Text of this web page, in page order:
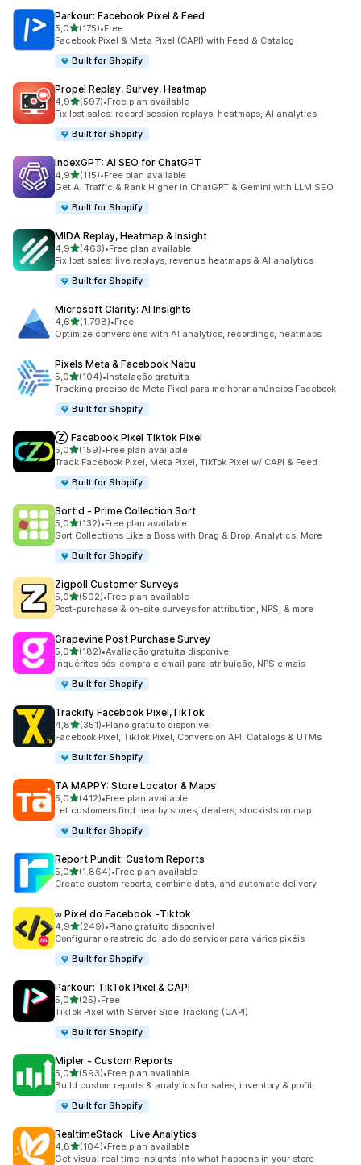
Parkour: Facebook Pixel & Feed
5,0de 5 estrelas
(175)
175 total de avaliações
•Free
Facebook Pixel & Meta Pixel (CAPI) with Feed & Catalog
Built for Shopify
Propel Replay, Survey, Heatmap
4,9de 5 estrelas
(597)
597 total de avaliações
•Free plan available
Fix lost sales: record session replays, heatmaps, AI analytics
Built for Shopify
IndexGPT: AI SEO for ChatGPT
4,9de 5 estrelas
(115)
115 total de avaliações
•Free plan available
Get AI Traffic & Rank Higher in ChatGPT & Gemini with LLM SEO
Built for Shopify
MIDA Replay, Heatmap & Insight
4,9de 5 estrelas
(463)
463 total de avaliações
•Free plan available
Fix lost sales: live replays, revenue heatmaps & AI analytics
Built for Shopify
Microsoft Clarity: AI Insights
4,6de 5 estrelas
(1.798)
1798 total de avaliações
•Free
Optimize conversions with AI analytics, recordings, heatmaps
Pixels Meta & Facebook Nabu
5,0de 5 estrelas
(104)
104 total de avaliações
•Instalação gratuita
Tracking preciso de Meta Pixel para melhorar anúncios Facebook
Built for Shopify
Ⓩ Facebook Pixel Tiktok Pixel
5,0de 5 estrelas
(159)
159 total de avaliações
•Free plan available
Track Facebook Pixel, Meta Pixel, TikTok Pixel w/ CAPI & Feed
Built for Shopify
Sort'd ‑ Prime Collection Sort
5,0de 5 estrelas
(132)
132 total de avaliações
•Free plan available
Sort Collections Like a Boss with Drag & Drop, Analytics, More
Built for Shopify
Zigpoll Customer Surveys
5,0de 5 estrelas
(502)
502 total de avaliações
•Free plan available
Post-purchase & on-site surveys for attribution, NPS, & more
Grapevine Post Purchase Survey
5,0de 5 estrelas
(182)
182 total de avaliações
•Avaliação gratuita disponível
Inquéritos pós-compra e email para atribuição, NPS e mais
Built for Shopify
Trackify Facebook Pixel,TikTok
4,8de 5 estrelas
(351)
351 total de avaliações
•Plano gratuito disponível
Facebook Pixel, TikTok Pixel, Conversion API, Catalogs & UTMs
Built for Shopify
TA MAPPY: Store Locator & Maps
5,0de 5 estrelas
(412)
412 total de avaliações
•Free plan available
Let customers find nearby stores, dealers, stockists on map
Built for Shopify
Report Pundit: Custom Reports
5,0de 5 estrelas
(1.864)
1864 total de avaliações
•Free plan available
Create custom reports, combine data, and automate delivery
∞ Pixel do Facebook ‑Tiktok
4,9de 5 estrelas
(249)
249 total de avaliações
•Plano gratuito disponível
Configurar o rastreio do lado do servidor para vários pixéis
Built for Shopify
Parkour: TikTok Pixel & CAPI
5,0de 5 estrelas
(25)
25 total de avaliações
•Free
TikTok Pixel with Server Side Tracking (CAPI)
Built for Shopify
Mipler ‑ Custom Reports
5,0de 5 estrelas
(593)
593 total de avaliações
•Free plan available
Build custom reports & analytics for sales, inventory & profit
Built for Shopify
RealtimeStack : Live Analytics
4,8de 5 estrelas
(104)
104 total de avaliações
•Free plan available
Get visual real time insights into what happens in your store